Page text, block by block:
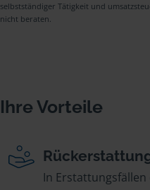
selbstständiger Tätigkeit und
nicht beraten.
Ihre Vorteile
In